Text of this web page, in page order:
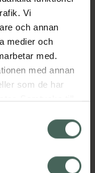
Vi
och annan
medier och
med.
med annan
som de har
Samtycke till
påverkar inte
återkallelsen.
smak av
mineraler.
nutrition
Visa